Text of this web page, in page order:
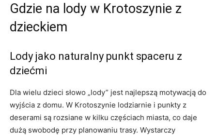
Gdzie na lody w Krotoszynie z
dzieckiem
Lody jako naturalny punkt spaceru z
dziećmi
Dla wielu dzieci słowo „lody” jest najlepszą motywacją do
wyjścia z domu. W Krotoszynie lodziarnie i punkty z
deserami są rozsiane w kilku częściach miasta, co daje
dużą swobodę przy planowaniu trasy. Wystarczy